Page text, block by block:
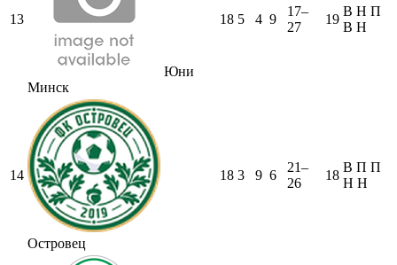
13
Юни
Минск
18 5 4 9
17–
27
19
В Н П
В Н
14
Островец
18 3 9 6
21–
26
18
В П П
Н Н